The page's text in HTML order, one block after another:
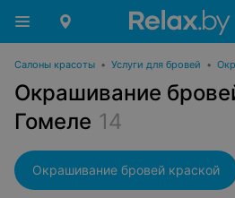
Салоны красоты • Услуги для бровей •
Окрашивание
Гомеле 14
Окрашивание бровей краской